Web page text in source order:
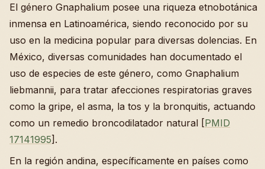
El género Gnaphalium posee una riqueza etnobotánica
inmensa en Latinoamérica, siendo reconocido por su
uso en la medicina popular para diversas dolencias. En
México, diversas comunidades han documentado el
uso de especies de este género, como Gnaphalium
liebmannii, para tratar afecciones respiratorias graves
como la gripe, el asma, la tos y la bronquitis, actuando
como un remedio broncodilatador natural [PMID
17141995].
En la región andina, específicamente en países como